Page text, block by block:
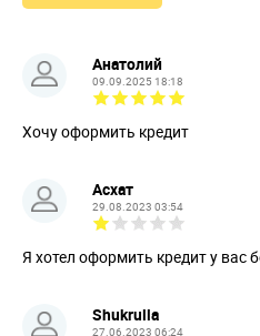
Анатолий
09.09.2025 18:18
Хочу оформить кредит
Асхат
29.08.2023 03:54
Я хотел оформить кредит у вас
Shukrulla
27.06.2023 06:24